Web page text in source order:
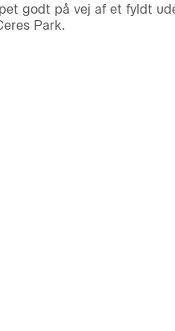
godt på vej af et fyldt
Park.